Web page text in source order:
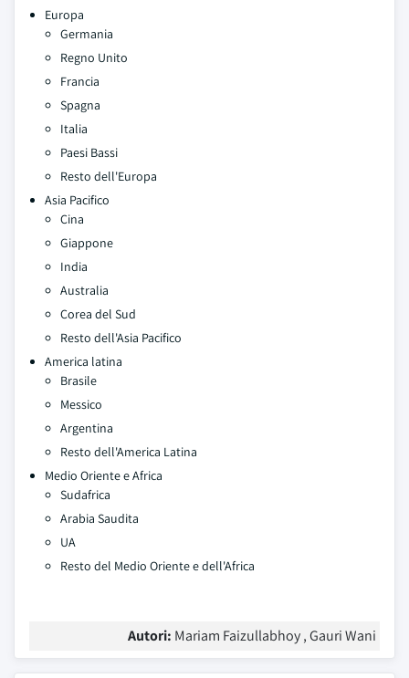
Europa
Germania
Regno Unito
Francia
Spagna
Italia
Paesi Bassi
Resto dell'Europa
Asia Pacifico
Cina
Giappone
India
Australia
Corea del Sud
Resto dell'Asia Pacifico
America latina
Brasile
Messico
Argentina
Resto dell'America Latina
Medio Oriente e Africa
Sudafrica
Arabia Saudita
UA
Resto del Medio Oriente e dell'Africa
Autori: Mariam Faizullabhoy , Gauri Wani